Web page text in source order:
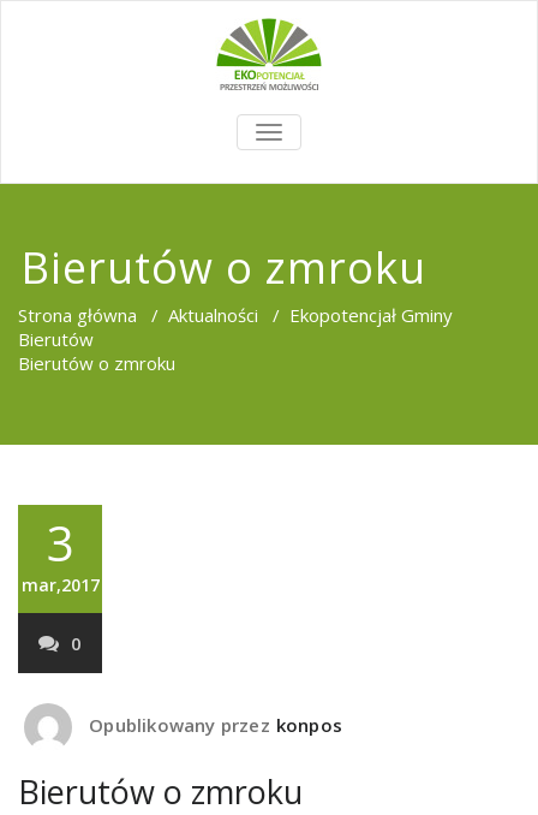
TOGGLE
NAVIGATION
Bierutów o zmroku
Strona główna / Aktualności / Ekopotencjał Gminy
Bierutów
Bierutów o zmroku
3
mar,2017
0
Opublikowany przez konpos
Bierutów o zmroku